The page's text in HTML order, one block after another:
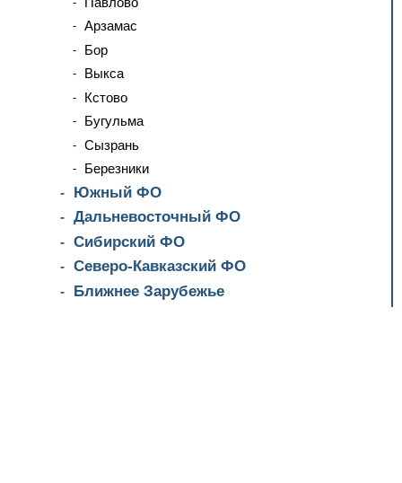
Арзамас
Бор
Выкса
Кстово
Бугульма
Сызрань
Березники
Южный ФО
Дальневосточный ФО
Сибирский ФО
Северо-Кавказский ФО
Ближнее Зарубежье